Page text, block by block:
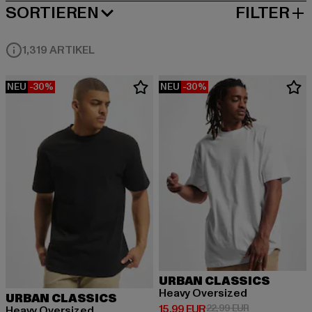
SORTIEREN
BELIEBTESTE FILTER
1,319 ARTIKEL
NEU -30%
URBAN CLASSICS
NEU -30%
URBAN CLASSICS
Heavy Oversized
Derzeitiger Preis: 15,99 EUR
22,99 EURAktionspreis: